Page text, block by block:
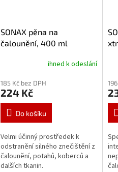
SONAX pěna na
čalounění, 400 ml
ihned k odeslání
185 Kč bez DPH
224 Kč
Do košíku
Velmi účinný prostředek k
odstranění silného znečištění z
čalounění, potahů, koberců a
dalších tkanin.